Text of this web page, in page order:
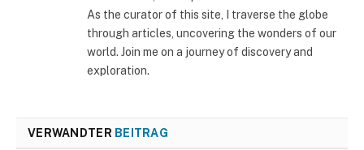
As the curator of this site, I traverse the globe
through articles, uncovering the wonders of our
world. Join me on a journey of discovery and
exploration.
VERWANDTER BEITRAG